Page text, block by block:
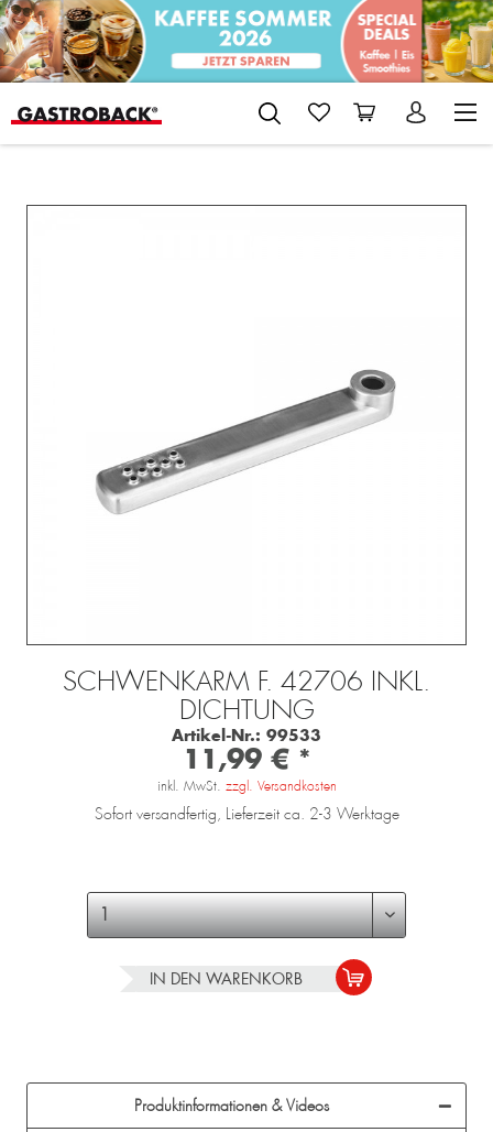
SCHWENKARM F. 42706 INKL.
DICHTUNG
Artikel-Nr.: 99533
11,99 € *
inkl. MwSt. zzgl. Versandkosten
Sofort versandfertig, Lieferzeit ca. 2-3 Werktage
IN DEN WARENKORB
Produktinformationen & Videos